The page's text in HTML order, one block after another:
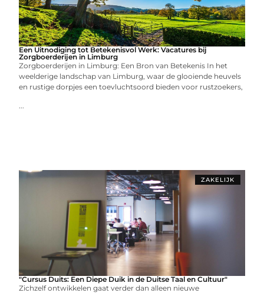
Een Uitnodiging tot Betekenisvol Werk: Vacatures bij
Zorgboerderijen in Limburg
Zorgboerderijen in Limburg: Een Bron van Betekenis In het
weelderige landschap van Limburg, waar de glooiende heuvels
en rustige dorpjes een toevluchtsoord bieden voor rustzoekers,
...
ZAKELIJK
"Cursus Duits: Een Diepe Duik in de Duitse Taal en Cultuur"
Zichzelf ontwikkelen gaat verder dan alleen nieuwe